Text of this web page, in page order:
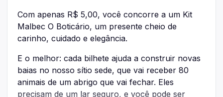
Com apenas R$ 5,00, você concorre a um Kit
Malbec O Boticário, um presente cheio de
carinho, cuidado e elegância.
E o melhor: cada bilhete ajuda a construir novas
baias no nosso sítio sede, que vai receber 80
animais de um abrigo que vai fechar. Eles
precisam de um lar seguro, e você pode ser